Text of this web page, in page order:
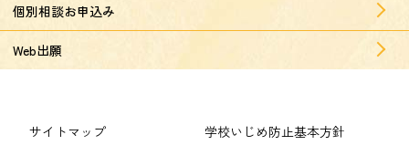
個別相談お申込み
Web出願
サイトマップ 学校いじめ防止基本方針